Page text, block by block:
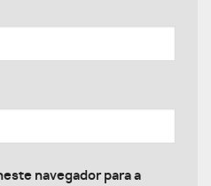
navegador para a